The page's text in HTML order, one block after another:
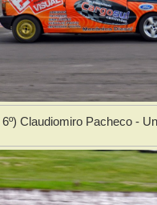
6º) Claudiomiro Pacheco -